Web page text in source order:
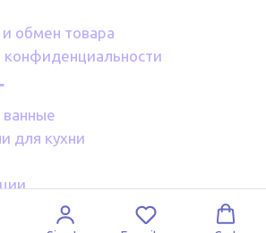
обмен товара
конфиденциальности
ванные
для кухни
ванные